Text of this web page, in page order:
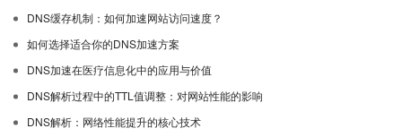
DNS缓存机制：如何加速网站访问速度？
如何选择适合你的DNS加速方案
DNS加速在医疗信息化中的应用与价值
DNS解析过程中的TTL值调整：对网站性能的影响
DNS解析：网络性能提升的核心技术